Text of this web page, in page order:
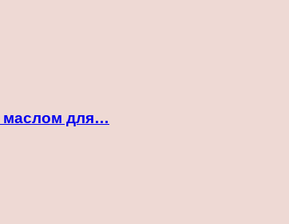
маслом для…